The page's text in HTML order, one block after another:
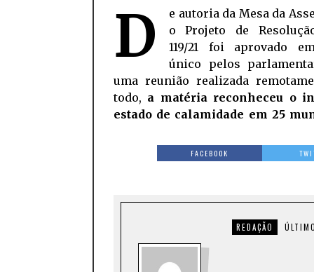
D
e autoria da Mesa da
o Projeto de
119/21 foi aprovado
único pelos
uma reunião realizada
todo, a matéria reconheceu o
estado de calamidade em 25
FACEBOOK
REDAÇÃO